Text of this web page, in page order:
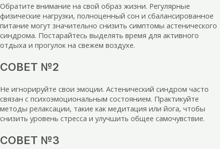
Обратите внимание на свой образ жизни. Регулярные
физические нагрузки, полноценный сон и сбалансированное
питание могут значительно снизить симптомы астенического
синдрома. Постарайтесь выделять время для активного
отдыха и прогулок на свежем воздухе.
СОВЕТ №2
Не игнорируйте свои эмоции. Астенический синдром часто
связан с психоэмоциональным состоянием. Практикуйте
методы релаксации, такие как медитация или йога, чтобы
снизить уровень стресса и улучшить общее самочувствие.
СОВЕТ №3